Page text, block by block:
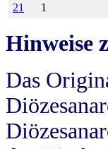
21
1
Hinweise
Das